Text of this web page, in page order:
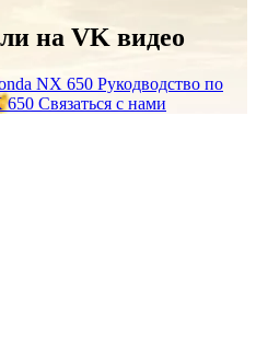
на VK видео
NX 650 Рукодводство по
650 Связаться с нами